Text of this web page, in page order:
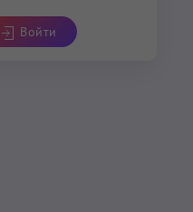
Войти